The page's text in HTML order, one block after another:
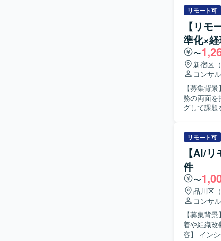
の検討も
義書が未
の外部設計から
成ができ、
ニケーショ
に進めていただける方です。 【ポジ
上流から
ードでき
トワーク
キルを高めていただけます。 【開
びWANネ
リモート可
【リ
準化×経
〜
新宿区
コンサル
【募集背
務の両面を担える人材を
グして課題
管理、業
払処理、
承認業務、マ
務の知見を
に取り組め
折衝を進
管理にも関
ョンの魅
き、業務
者やオペレ
す。 【開発環境】 Excelなどのオフィスツールを用いた業務整理・分析およびドキュメント作
リモート可
【AI/
件
〜
品川区（
コンサル
【募集背
着や組織改
容】 イン